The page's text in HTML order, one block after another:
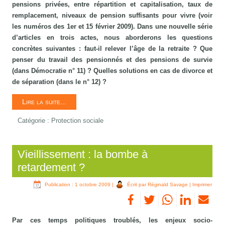
pensions privées, entre répartition et capitalisation, taux de
remplacement, niveaux de pension suffisants pour vivre (voir
les numéros des 1er et 15 février 2009). Dans une nouvelle série
d’articles en trois actes, nous aborderons les questions
concrètes suivantes : faut-il relever l’âge de la retraite ? Que
penser du travail des pensionnés et des pensions de survie
(dans Démocratie n° 11) ? Quelles solutions en cas de divorce et
de séparation (dans le n° 12) ?
Lire la suite...
Catégorie : Protection sociale
Vieillissement : la bombe à
retardement ?
Publication : 1 octobre 2009 | Écrit par Réginald Savage | Imprimer
Par ces temps politiques troublés, les enjeux socio-